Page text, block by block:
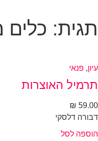
כלים
,פנאי
האוצרות
₪
‬דלסקי
לסל